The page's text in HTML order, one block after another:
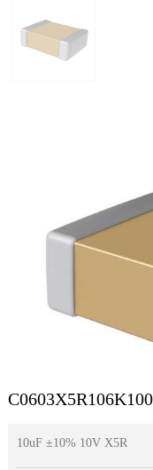
10uF ±10% 10V X5R